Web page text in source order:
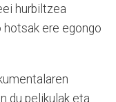
hurbiltzea
hotsak ere egongo
du pelikulak eta